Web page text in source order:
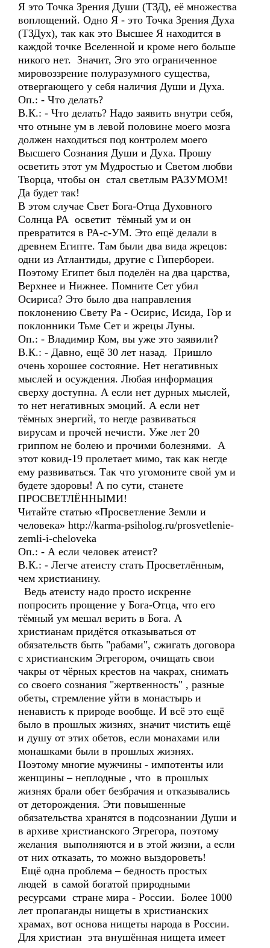
Я это Точка Зрения Души (ТЗД), её множества
воплощений. Одно Я - это Точка Зрения Духа
(ТЗДух), так как это Высшее Я находится в
каждой точке Вселенной и кроме него больше
никого нет. Значит, Эго это ограниченное
мировоззрение полуразумного существа,
отвергающего у себя наличия Души и Духа.
Оп.: - Что делать?
В.К.: - Что делать? Надо заявить внутри себя,
что отныне ум в левой половине моего мозга
должен находиться под контролем моего
Высшего Сознания Души и Духа. Прошу
осветить этот ум Мудростью и Светом любви
Творца, чтобы он стал светлым РАЗУМОМ!
Да будет так!
В этом случае Свет Бога-Отца Духовного
Солнца РА осветит тёмный ум и он
превратится в РА-с-УМ. Это ещё делали в
древнем Египте. Там были два вида жрецов:
одни из Атлантиды, другие с Гипербореи.
Поэтому Египет был поделён на два царства,
Верхнее и Нижнее. Помните Сет убил
Осириса? Это было два направления
поклонению Свету Ра - Осирис, Исида, Гор и
поклонники Тьме Сет и жрецы Луны.
Оп.: - Владимир Ком, вы уже это заявили?
В.К.: - Давно, ещё 30 лет назад. Пришло
очень хорошее состояние. Нет негативных
мыслей и осуждения. Любая информация
сверху доступна. А если нет дурных мыслей,
то нет негативных эмоций. А если нет
тёмных энергий, то негде развиваться
вирусам и прочей нечисти. Уже лет 20
гриппом не болею и прочими болезнями. А
этот ковид-19 пролетает мимо, так как негде
ему развиваться. Так что угомоните свой ум и
будете здоровы! А по сути, станете
ПРОСВЕТЛЁННЫМИ!
Читайте статью «Просветление Земли и
человека» http://karma-psiholog.ru/prosvetlenie-
zemli-i-cheloveka
Оп.: - А если человек атеист?
В.К.: - Легче атеисту стать Просветлённым,
чем христианину.
Ведь атеисту надо просто искренне
попросить прощение у Бога-Отца, что его
тёмный ум мешал верить в Бога. А
христианам придётся отказываться от
обязательств быть "рабами", сжигать договора
с христианским Эгрегором, очищать свои
чакры от чёрных крестов на чакрах, снимать
со своего сознания "жертвенность" , разные
обеты, стремление уйти в монастырь и
ненависть к природе вообще. И всё это ещё
было в прошлых жизнях, значит чистить ещё
и душу от этих обетов, если монахами или
монашками были в прошлых жизнях.
Поэтому многие мужчины - импотенты или
женщины – неплодные , что в прошлых
жизнях брали обет безбрачия и отказывались
от деторождения. Эти повышенные
обязательства хранятся в подсознании Души и
в архиве христианского Эгрегора, поэтому
желания выполняются и в этой жизни, а если
от них отказать, то можно выздороветь!
Ещё одна проблема – бедность простых
людей в самой богатой природными
ресурсами стране мира - России. Более 1000
лет пропаганды нищеты в христианских
храмах, вот основа нищеты народа в России.
Для христиан эта внушённая нищета имеет